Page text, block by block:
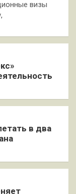
визы
в два